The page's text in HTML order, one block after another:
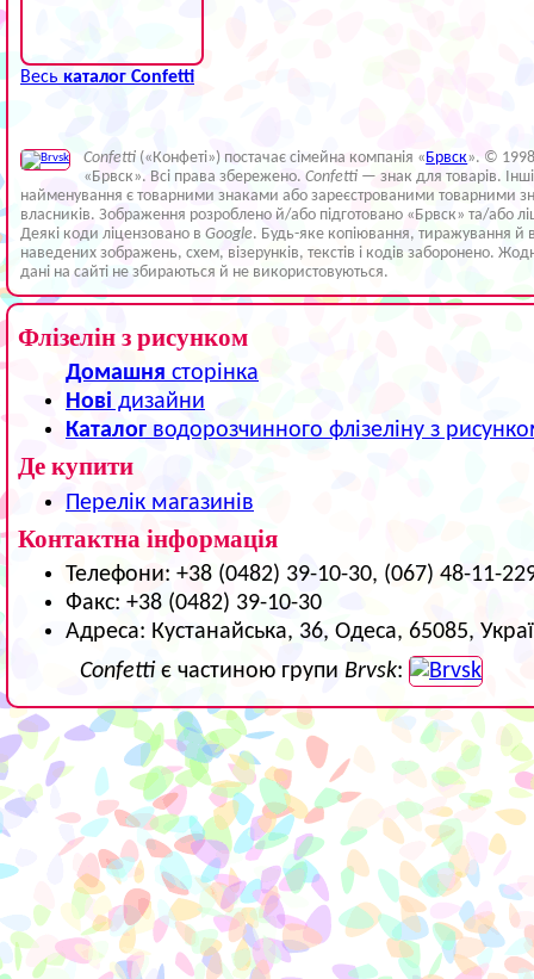
Весь каталог Confetti
Confetti («Конфеті») постачає сімейна компанія « Брвск». ©
«Брвск». Всі права збережено.Confetti — знак для товарів. Інші
найменування є товарними знаками або зареєстрованими товарними
власників. Зображення розроблено й/або підготовано «Брвск» та/або
Деякі коди ліцензовано в Google. Будь-яке копіювання, тиражування й
наведених зображень, схем, візерунків, текстів і кодів заборонено.
дані на сайті не збираються й не використовуються.
Флізелін з рисунком
Домашня сторінка
Нові дизайни
Каталог водорозчинного флізеліну з
Де купити
Перелік магазинів
Контактна інформація
Телефони: +38 (0482) 39-10-30, (067) 48-11-
Факс: +38 (0482) 39-10-30
Адреса: Кустанайська, 36, Одеса, 65085,
Confetti є частиною групи Brvsk: